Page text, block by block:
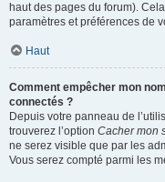
haut des pages du forum).
paramètres et préférences de
Haut
Comment empêcher mon
connectés ?
Depuis votre panneau de
trouverez l’option Cacher mon
ne serez visible que par les
Vous serez compté parmi les